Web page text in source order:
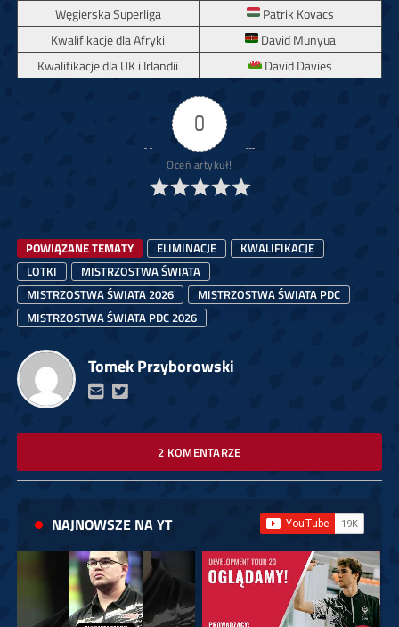
Węgierska Superliga
Patrik Kovacs
Kwalifikacje dla Afryki
David Munyua
Kwalifikacje dla UK i Irlandii
David Davies
0
Oceń artykuł!
POWIĄZANE TEMATY ELIMINACJE
KWALIFIKACJE
LOTKI
MISTRZOSTWA ŚWIATA
MISTRZOSTWA ŚWIATA 2026
MISTRZOSTWA ŚWIATA PDC
MISTRZOSTWA ŚWIATA PDC 2026
Tomek Przyborowski
2 KOMENTARZE
NAJNOWSZE NA YT